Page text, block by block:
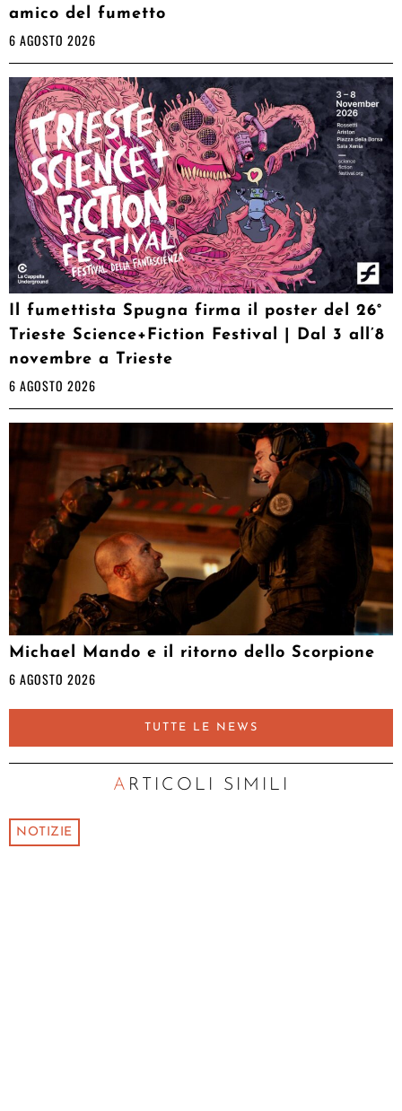
amico del fumetto
6 AGOSTO 2026
Il fumettista Spugna firma il poster del 26°
Trieste Science+Fiction Festival | Dal 3 all’8
novembre a Trieste
6 AGOSTO 2026
Michael Mando e il ritorno dello Scorpione
6 AGOSTO 2026
TUTTE LE NEWS
ARTICOLI SIMILI
NOTIZIE